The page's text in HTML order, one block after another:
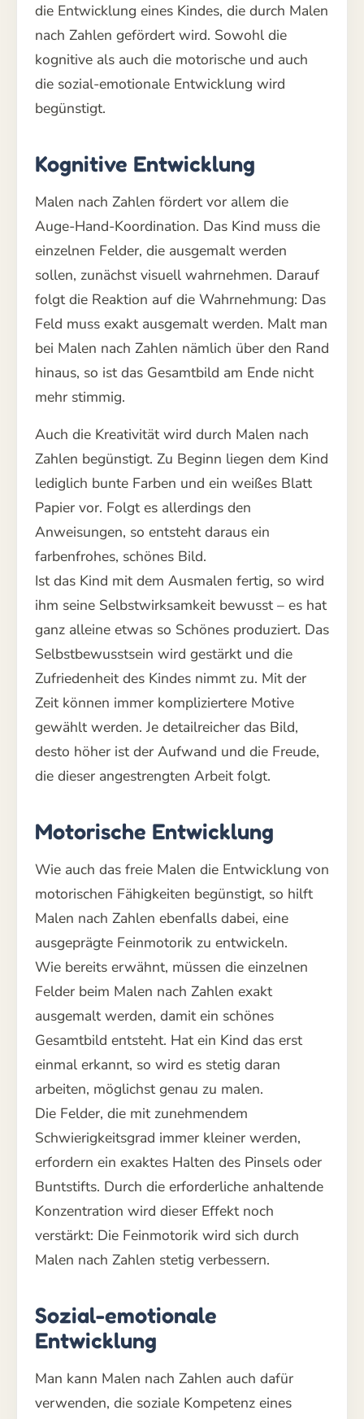
die Entwicklung eines Kindes, die durch Malen
nach Zahlen gefördert wird. Sowohl die
kognitive als auch die motorische und auch
die sozial-emotionale Entwicklung wird
begünstigt.
Kognitive Entwicklung
Malen nach Zahlen fördert vor allem die
Auge-Hand-Koordination. Das Kind muss die
einzelnen Felder, die ausgemalt werden
sollen, zunächst visuell wahrnehmen. Darauf
folgt die Reaktion auf die Wahrnehmung: Das
Feld muss exakt ausgemalt werden. Malt man
bei Malen nach Zahlen nämlich über den Rand
hinaus, so ist das Gesamtbild am Ende nicht
mehr stimmig.
Auch die Kreativität wird durch Malen nach
Zahlen begünstigt. Zu Beginn liegen dem Kind
lediglich bunte Farben und ein weißes Blatt
Papier vor. Folgt es allerdings den
Anweisungen, so entsteht daraus ein
farbenfrohes, schönes Bild.
Ist das Kind mit dem Ausmalen fertig, so wird
ihm seine Selbstwirksamkeit bewusst – es hat
ganz alleine etwas so Schönes produziert. Das
Selbstbewusstsein wird gestärkt und die
Zufriedenheit des Kindes nimmt zu. Mit der
Zeit können immer kompliziertere Motive
gewählt werden. Je detailreicher das Bild,
desto höher ist der Aufwand und die Freude,
die dieser angestrengten Arbeit folgt.
Motorische Entwicklung
Wie auch das freie Malen die Entwicklung von
motorischen Fähigkeiten begünstigt, so hilft
Malen nach Zahlen ebenfalls dabei, eine
ausgeprägte Feinmotorik zu entwickeln.
Wie bereits erwähnt, müssen die einzelnen
Felder beim Malen nach Zahlen exakt
ausgemalt werden, damit ein schönes
Gesamtbild entsteht. Hat ein Kind das erst
einmal erkannt, so wird es stetig daran
arbeiten, möglichst genau zu malen.
Die Felder, die mit zunehmendem
Schwierigkeitsgrad immer kleiner werden,
erfordern ein exaktes Halten des Pinsels oder
Buntstifts. Durch die erforderliche anhaltende
Konzentration wird dieser Effekt noch
verstärkt: Die Feinmotorik wird sich durch
Malen nach Zahlen stetig verbessern.
Sozial-emotionale
Entwicklung
Man kann Malen nach Zahlen auch dafür
verwenden, die soziale Kompetenz eines